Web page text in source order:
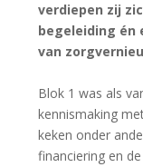
verdiepen zij
begeleiding én
van
Blok 1 was als
kennismaking
keken onder
financiering en